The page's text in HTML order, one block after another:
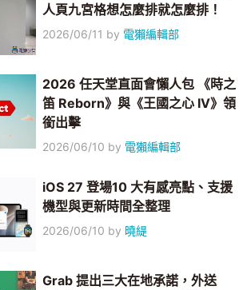
人頁九宮格想怎麼排就怎麼排！
2026/06/11 by 電獺編輯部
2026 任天堂直面會懶人包 《時之
笛 Reborn》與《王國之心 IV》領
銜出擊
2026/06/10 by 電獺編輯部
iOS 27 登場10 大有感亮點、支援
機型與更新時間全整理
2026/06/10 by 曉緹
Grab 提出三大在地承諾，外送